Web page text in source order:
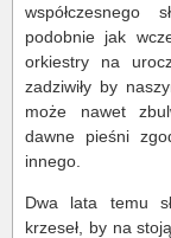
współczesnego
podobnie jak
orkiestry na
zadziwiły by
może nawet
dawne pieśni
innego.
Dwa lata temu
krzeseł, by na